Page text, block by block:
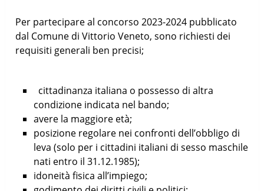
Per partecipare al concorso 2023-2024 pubblicato
dal Comune di Vittorio Veneto, sono richiesti dei
requisiti generali ben precisi;
cittadinanza italiana o possesso di altra
condizione indicata nel bando;
avere la maggiore età;
posizione regolare nei confronti dell’obbligo di
leva (solo per i cittadini italiani di sesso maschile
nati entro il 31.12.1985);
idoneità fisica all’impiego;